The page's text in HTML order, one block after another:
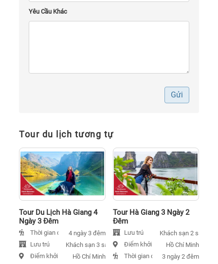
Yêu Cầu Khác
Gửi
Tour du lịch tương tự
Tour Du Lịch Hà Giang 4
Ngày 3 Đêm
Thời gian đi
4 ngày 3 đêm
Lưu trú
Khách sạn 3 sao
Điểm khởi hành Hồ Chí Minh
Tour Hà Giang 3 Ngày 2
Đêm
Lưu trú
Khách sạn 2 sao
Điểm khởi hànhHồ Chí Minh
Thời gian đi
3 ngày 2 đêm